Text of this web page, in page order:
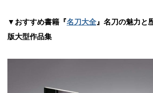
▼おすすめ書籍『名刀大全』名刀の魅力と
版大型作品集